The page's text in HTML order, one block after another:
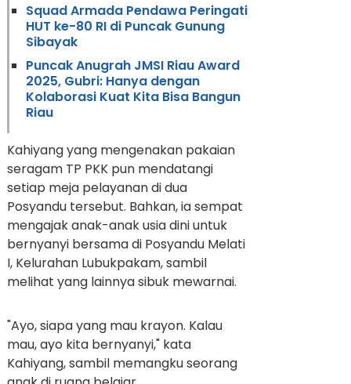
Squad Armada Pendawa Peringati
HUT ke-80 RI di Puncak Gunung
Sibayak
Puncak Anugrah JMSI Riau Award
2025, Gubri: Hanya dengan
Kolaborasi Kuat Kita Bisa Bangun
Riau
Kahiyang yang mengenakan pakaian
seragam TP PKK pun mendatangi
setiap meja pelayanan di dua
Posyandu tersebut. Bahkan, ia sempat
mengajak anak-anak usia dini untuk
bernyanyi bersama di Posyandu Melati
I, Kelurahan Lubukpakam, sambil
melihat yang lainnya sibuk mewarnai.
"Ayo, siapa yang mau krayon. Kalau
mau, ayo kita bernyanyi," kata
Kahiyang, sambil memangku seorang